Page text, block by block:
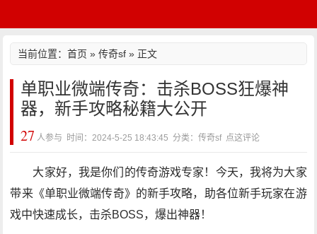
当前位置：首页 »传奇sf » 正文
单职业微端传奇：击杀BOSS狂爆神
器，新手攻略秘籍大公开
27 人参与 时间：2024-5-25 18:43:45 分类：传奇sf 点这评论
大家好，我是你们的传奇游戏专家！今天，我将为大家
带来《单职业微端传奇》的新手攻略，助各位新手玩家在游
戏中快速成长，击杀BOSS，爆出神器！